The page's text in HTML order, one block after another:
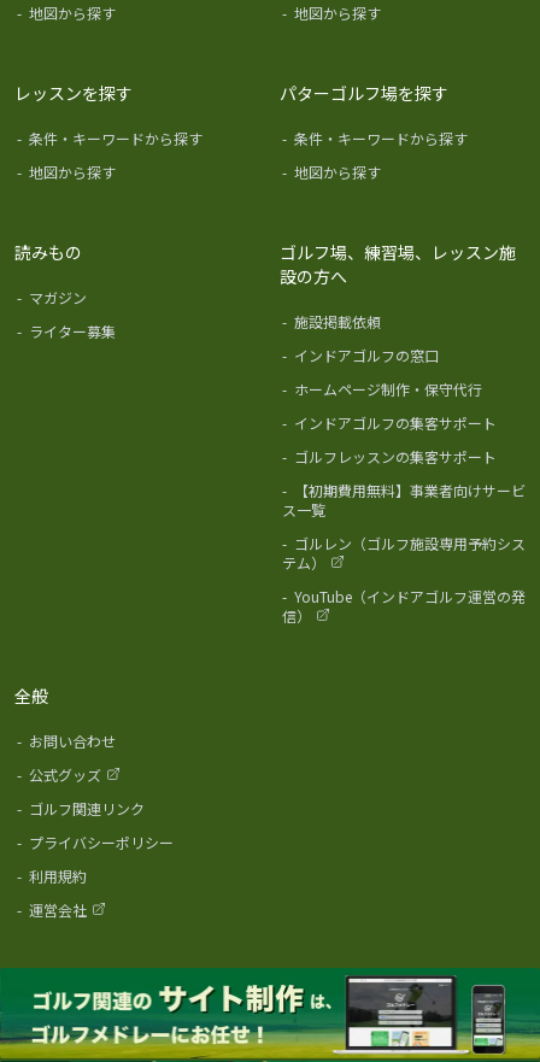
- 地図から探す
- 地図から探す
レッスンを探す
- 条件・キーワードから探す
- 地図から探す
パターゴルフ場を探す
- 条件・キーワードから探す
- 地図から探す
読みもの
- マガジン
- ライター募集
ゴルフ場、練習場、レッスン施
設の方へ
- 施設掲載依頼
- インドアゴルフの窓口
- ホームページ制作・保守代行
- インドアゴルフの集客サポート
- ゴルフレッスンの集客サポート
-
【初期費用無料】事業者向けサービ
ス一覧
- ゴルレン（ゴルフ施設専用予約シス
テム）
- YouTube（インドアゴルフ運営の発
信）
全般
- お問い合わせ
- 公式グッズ
- ゴルフ関連リンク
- プライバシーポリシー
- 利用規約
- 運営会社